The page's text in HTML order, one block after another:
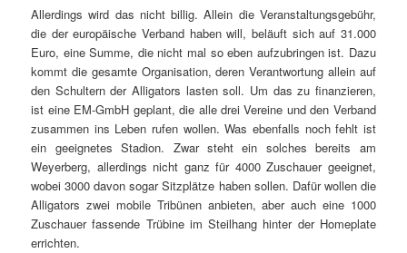
Allerdings wird das nicht billig. Allein die Veranstaltungsgebühr,
die der europäische Verband haben will, beläuft sich auf 31.000
Euro, eine Summe, die nicht mal so eben aufzubringen ist. Dazu
kommt die gesamte Organisation, deren Verantwortung allein auf
den Schultern der Alligators lasten soll. Um das zu finanzieren,
ist eine EM-GmbH geplant, die alle drei Vereine und den Verband
zusammen ins Leben rufen wollen. Was ebenfalls noch fehlt ist
ein geeignetes Stadion. Zwar steht ein solches bereits am
Weyerberg, allerdings nicht ganz für 4000 Zuschauer geeignet,
wobei 3000 davon sogar Sitzplätze haben sollen. Dafür wollen die
Alligators zwei mobile Tribünen anbieten, aber auch eine 1000
Zuschauer fassende Trübine im Steilhang hinter der Homeplate
errichten.